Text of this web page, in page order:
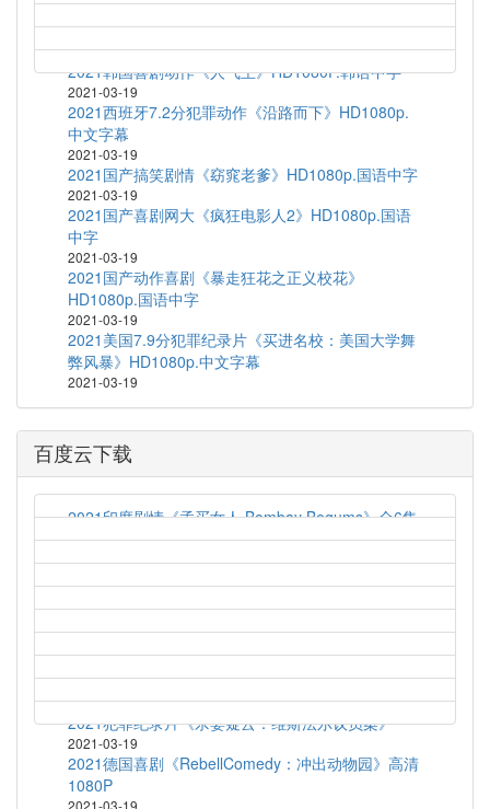
2021-03-19
2020韩国短片集《执念》HD1080P.韩语中字
2021-03-19
2021韩国喜剧动作《人气王》HD1080P.韩语中字
2021-03-19
2021西班牙7.2分犯罪动作《沿路而下》HD1080p.
中文字幕
2021-03-19
2021国产搞笑剧情《窈窕老爹》HD1080p.国语中字
2021-03-19
2021国产喜剧网大《疯狂电影人2》HD1080p.国语
中字
2021-03-19
2021国产动作喜剧《暴走狂花之正义校花》
HD1080p.国语中字
2021-03-19
2021美国7.9分犯罪纪录片《买进名校：美国大学舞
弊风暴》HD1080p.中文字幕
2021-03-19
百度云下载
2021印度剧情《孟买女人 Bombay Begums》全6集
2021-03-19
艾伦对决法罗 Allen v. Farrow (2021) S01E04
2020法国喜剧《乘风破浪的黑哥哥》HD1080P.官方
中字
2021-03-19
2021犯罪纪录片《杀妻疑云：维斯法尔议员案》
2021-03-19
2021德国喜剧《RebellComedy：冲出动物园》高清
1080P
2021-03-19